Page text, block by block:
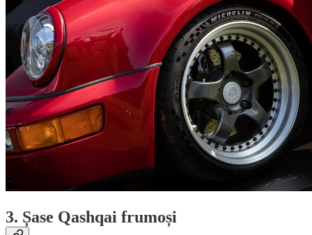
3. Șase Qashqai frumoși